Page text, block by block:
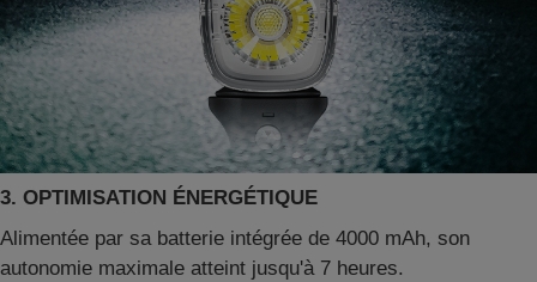
3. OPTIMISATION ÉNERGÉTIQUE
Alimentée par sa batterie intégrée de 4000 mAh, son
autonomie maximale atteint jusqu'à 7 heures.